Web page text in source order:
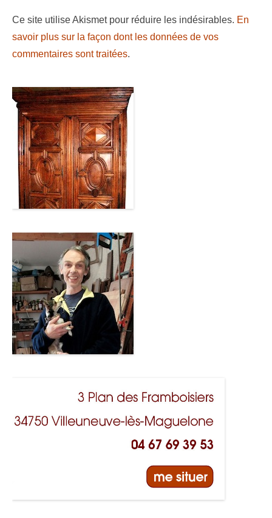
Ce site utilise Akismet pour réduire les indésirables. En
savoir plus sur la façon dont les données de vos
commentaires sont traitées.